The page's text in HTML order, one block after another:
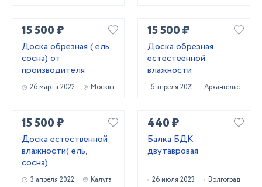
15 500 ₽
Доска обрезная ( ель,
сосна) от
производителя
26 марта 2022 Москва
15 500 ₽
Доска обрезная
естестеенной
влажности
6 апреля 2022 Архангельск
15 500 ₽
Доска естественной
влажности( ель,
сосна).
3 апреля 2022 Калуга
440 ₽
Балка БДК
двутавровая
26 июля 2023 Волгоград